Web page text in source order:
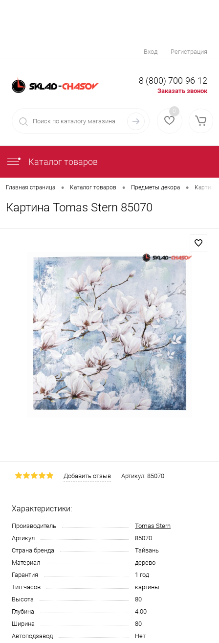
Вход Регистрация
8 (800) 700-96-12
Заказать звонок
0
Каталог товаров
Главная страница • Каталог товаров • Предметы декора • Картина
Картина Tomas Stern 85070
Добавить отзыв Артикул: 85070
Характеристики:
Производитель
Tomas Stern
Артикул
85070
Страна бренда
Тайвань
Материал
дерево
Гарантия
1 год
Тип часов
картины
Высота
80
Глубина
4.00
Ширина
80
Автоподзавод
Нет